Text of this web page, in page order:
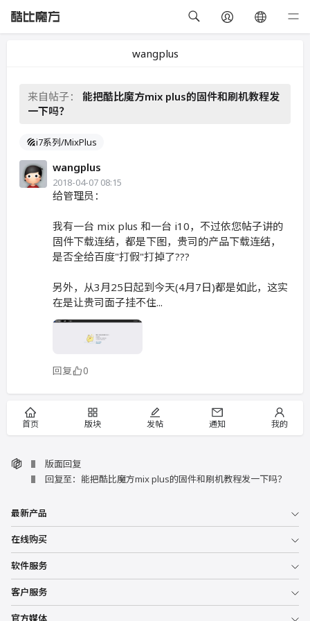
wangplus
来自帖子： 能把酷比魔方mix plus的固件和刷机教程发
一下吗？
i7系列/MixPlus
wangplus
2018-04-07 08:15
给管理员：
我有一台 mix plus 和一台 i10，不过依您帖子讲的
固件下载连结，都是下图，贵司的产品下载连结，
是否全给百度"打假"打掉了???
另外，从3月25日起到今天(4月7日)都是如此，这实
在是让贵司面子挂不住...
回复 0
首页 版块 发帖 通知 我的
版面回复
回复至：能把酷比魔方mix plus的固件和刷机教程发一下吗？
最新产品
在线购买
软件服务
客户服务
官方媒体